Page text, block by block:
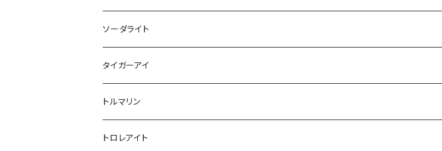
ソーダライト
タイガーアイ
トルマリン
トロレアイト